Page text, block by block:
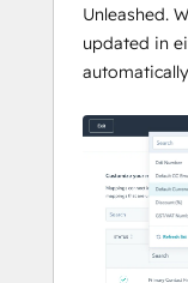
Unleashed.
updated in